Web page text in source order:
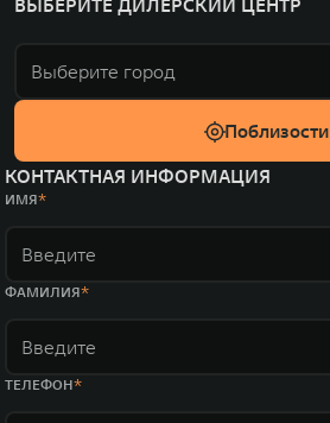
ВЫБЕРИТЕ ДИЛЕРСКИЙ ЦЕНТР
Выберите город
Поблизости
КОНТАКТНАЯ ИНФОРМАЦИЯ
ИМЯ
ФАМИЛИЯ
ТЕЛЕФОН